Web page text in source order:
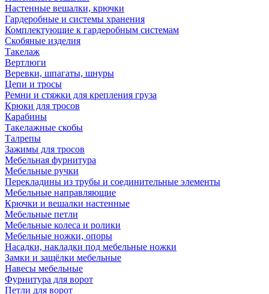
Настенные вешалки, крючки
Гардеробные и системы хранения
Комплектующие к гардеробным системам
Скобяные изделия
Такелаж
Вертлюги
Веревки, шпагаты, шнуры
Цепи и тросы
Ремни и стяжки для крепления груза
Крюки для тросов
Карабины
Такелажные скобы
Талрепы
Зажимы для тросов
Мебельная фурнитура
Мебельные ручки
Перекладины из трубы и соединительные элементы
Мебельные направляющие
Крючки и вешалки настенные
Мебельные петли
Мебельные колеса и ролики
Мебельные ножки, опоры
Насадки, накладки под мебельные ножки
Замки и защёлки мебельные
Навесы мебельные
Фурнитура для ворот
Петли для ворот